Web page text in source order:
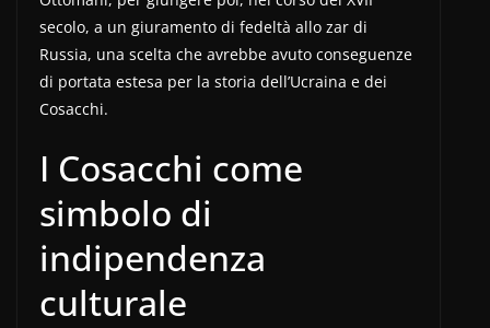
secolo, a un giuramento di fedeltà allo zar di
Russia, una scelta che avrebbe avuto conseguenze
di portata estesa per la storia dell’Ucraina e dei
Cosacchi.
I Cosacchi come
simbolo di
indipendenza
culturale